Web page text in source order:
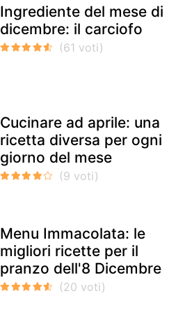
Ingrediente del mese di
dicembre: il carciofo
Cucinare ad aprile: una
ricetta diversa per ogni
giorno del mese
Menu Immacolata: le
migliori ricette per il
pranzo dell'8 Dicembre